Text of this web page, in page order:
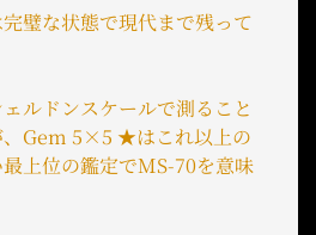
璧な状態で現代まで残って
ルドンスケールで測ること
、Gem 5×5 ★はこれ以上の
上位の鑑定でMS-70を意味